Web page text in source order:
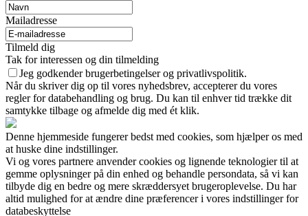
Mailadresse
Tilmeld dig
Tak for interessen og din tilmelding
Jeg godkender brugerbetingelser og privatlivspolitik.
Når du skriver dig op til vores nyhedsbrev, accepterer du vores
regler for databehandling og brug. Du kan til enhver tid trække dit
samtykke tilbage og afmelde dig med ét klik.
Denne hjemmeside fungerer bedst med cookies, som hjælper os med
at huske dine indstillinger.
Vi og vores partnere anvender cookies og lignende teknologier til at
gemme oplysninger på din enhed og behandle persondata, så vi kan
tilbyde dig en bedre og mere skræddersyet brugeroplevelse. Du har
altid mulighed for at ændre dine præferencer i vores indstillinger for
databeskyttelse